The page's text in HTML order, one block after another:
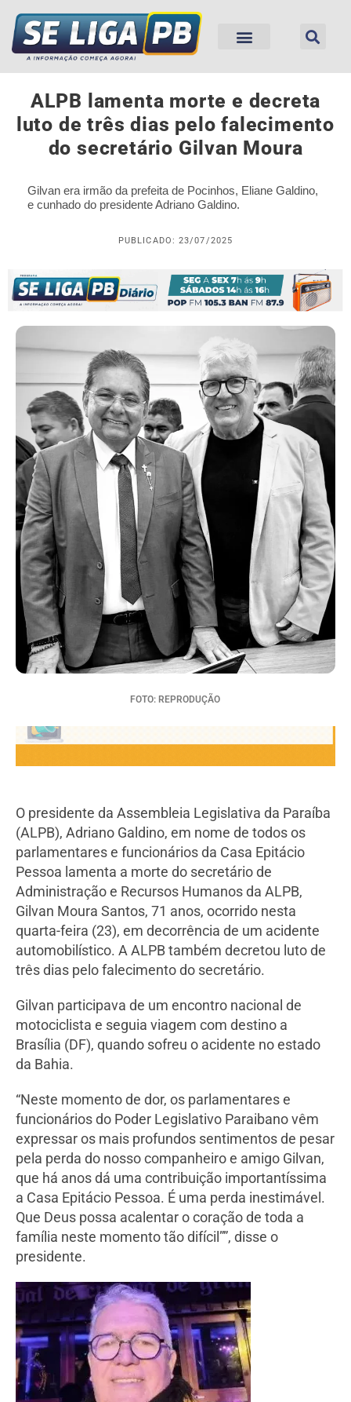
ALPB lamenta morte e decreta
luto de três dias pelo falecimento
do secretário Gilvan Moura
Gilvan era irmão da prefeita de Pocinhos, Eliane Galdino,
e cunhado do presidente Adriano Galdino.
PUBLICADO: 23/07/2025
FOTO: REPRODUÇÃO
O presidente da Assembleia Legislativa da Paraíba
(ALPB), Adriano Galdino, em nome de todos os
parlamentares e funcionários da Casa Epitácio
Pessoa lamenta a morte do secretário de
Administração e Recursos Humanos da ALPB,
Gilvan Moura Santos, 71 anos, ocorrido nesta
quarta-feira (23), em decorrência de um acidente
automobilístico. A ALPB também decretou luto de
três dias pelo falecimento do secretário.
Gilvan participava de um encontro nacional de
motociclista e seguia viagem com destino a
Brasília (DF), quando sofreu o acidente no estado
da Bahia.
“Neste momento de dor, os parlamentares e
funcionários do Poder Legislativo Paraibano vêm
expressar os mais profundos sentimentos de pesar
pela perda do nosso companheiro e amigo Gilvan,
que há anos dá uma contribuição importantíssima
a Casa Epitácio Pessoa. É uma perda inestimável.
Que Deus possa acalentar o coração de toda a
família neste momento tão difícil””, disse o
presidente.